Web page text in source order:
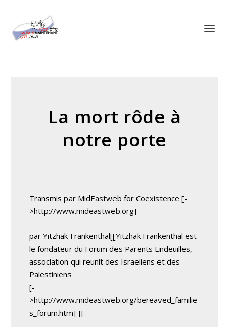
La mort rôde à
notre porte
Transmis par MidEastweb for Coexistence [-
>http://www.mideastweb.org]
par Yitzhak Frankenthal[[Yitzhak Frankenthal est
le fondateur du Forum des Parents Endeuilles,
association qui reunit des Israeliens et des
Palestiniens
[-
>http://www.mideastweb.org/bereaved_familie
s_forum.htm] ]]